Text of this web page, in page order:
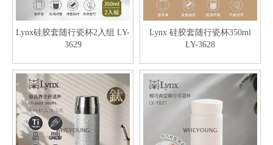
Lynx硅胶套随行瓷杯2入组 LY-
3629
Lynx 硅胶套随行瓷杯350ml
LY-3628